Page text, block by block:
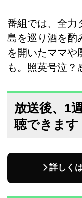
番組では、全力
島を巡り酒を酌
を開いたママや
も。照英号泣？
放送後、1
聴できます
詳しく